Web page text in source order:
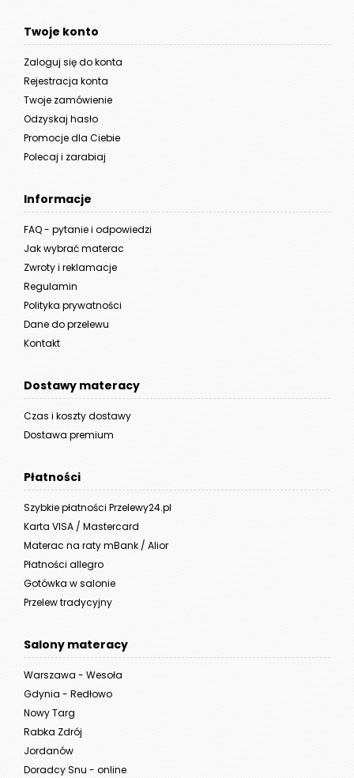
Twoje konto
Zaloguj się do konta
Rejestracja konta
Twoje zamówienie
Odzyskaj hasło
Promocje dla Ciebie
Polecaj i zarabiaj
Informacje
FAQ - pytanie i odpowiedzi
Jak wybrać materac
Zwroty i reklamacje
Regulamin
Polityka prywatności
Dane do przelewu
Kontakt
Dostawy materacy
Czas i koszty dostawy
Dostawa premium
Płatności
Szybkie płatności Przelewy24.pl
Karta VISA / Mastercard
Materac na raty mBank / Alior
Płatności allegro
Gotówka w salonie
Przelew tradycyjny
Salony materacy
Warszawa - Wesoła
Gdynia - Redłowo
Nowy Targ
Rabka Zdrój
Jordanów
Doradcy Snu - online